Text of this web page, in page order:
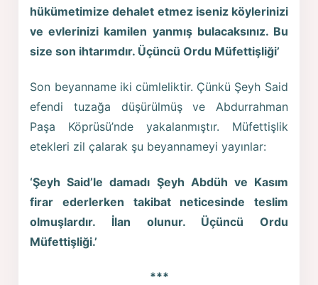
hükümetimize dehalet etmez iseniz köylerinizi
ve evlerinizi kamilen yanmış bulacaksınız. Bu
size son ihtarımdır. Üçüncü Ordu Müfettişliği’
Son beyanname iki cümleliktir. Çünkü Şeyh Said
efendi tuzağa düşürülmüş ve Abdurrahman
Paşa Köprüsü’nde yakalanmıştır. Müfettişlik
etekleri zil çalarak şu beyannameyi yayınlar:
‘Şeyh Said’le damadı Şeyh Abdüh ve Kasım
firar ederlerken takibat neticesinde teslim
olmuşlardır. İlan olunur. Üçüncü Ordu
Müfettişliği.’
***